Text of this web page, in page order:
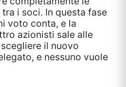
i soci. In questa fase
voto conta, e la
azionisti sale alle
il nuovo
e nessuno vuole